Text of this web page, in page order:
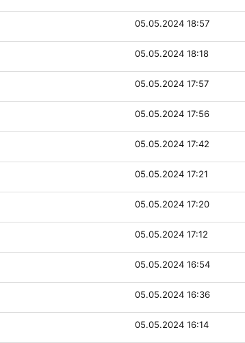
05.05.2024 18:57
05.05.2024 18:18
05.05.2024 17:57
05.05.2024 17:56
05.05.2024 17:42
05.05.2024 17:21
05.05.2024 17:20
05.05.2024 17:12
05.05.2024 16:54
05.05.2024 16:36
05.05.2024 16:14